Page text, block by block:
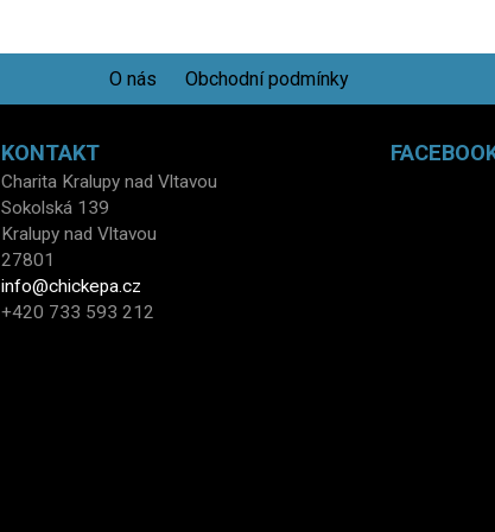
O nás Obchodní podmínky
KONTAKT
Charita Kralupy nad Vltavou
Sokolská 139
Kralupy nad Vltavou
27801
info@chickepa.cz
+420 733 593 212